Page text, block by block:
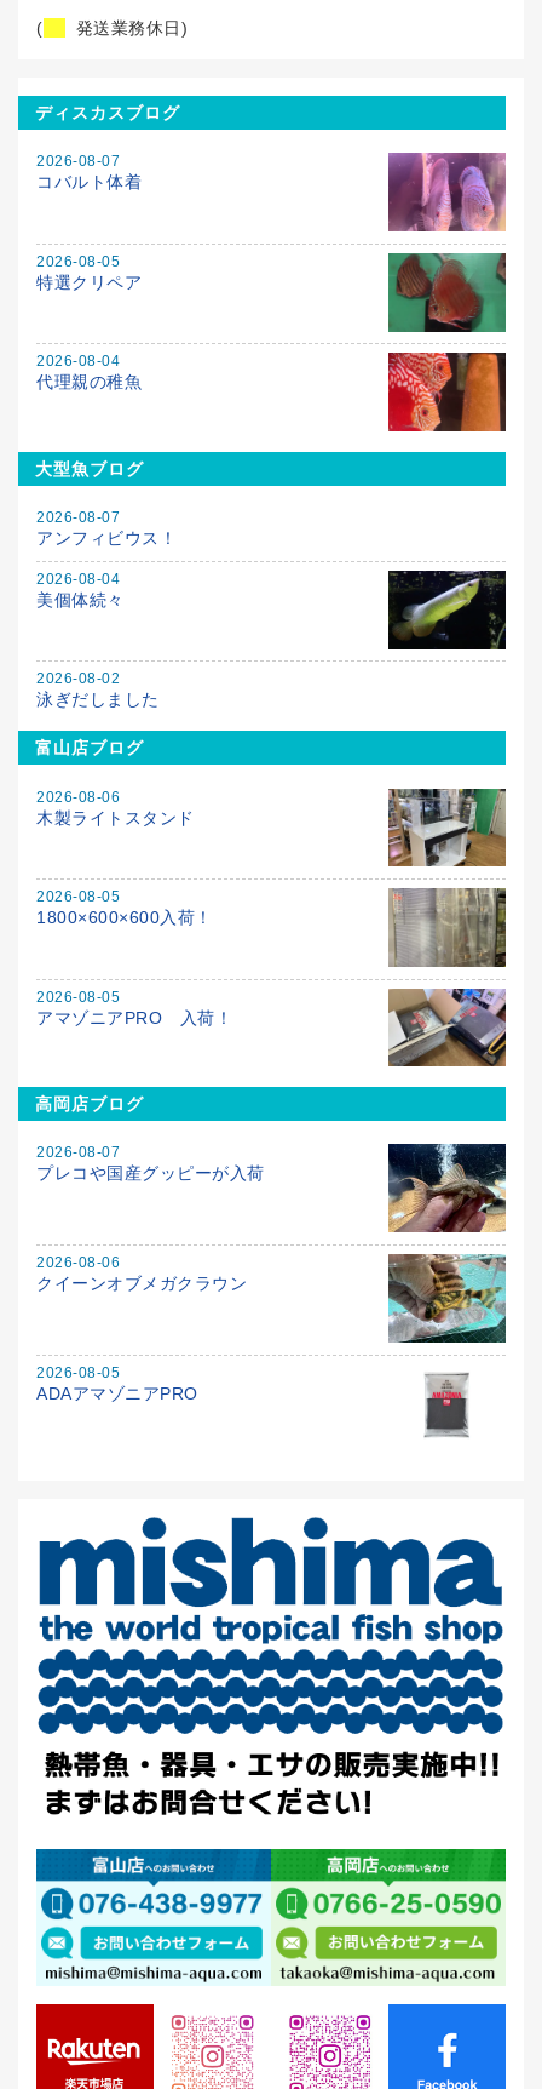
( 発送業務休日)
ディスカスブログ
2026-08-07
コバルト体着
2026-08-05
特選クリペア
2026-08-04
代理親の稚魚
大型魚ブログ
2026-08-07
アンフィビウス！
2026-08-04
美個体続々
2026-08-02
泳ぎだしました
富山店ブログ
2026-08-06
木製ライトスタンド
2026-08-05
1800×600×600入荷！
2026-08-05
アマゾニアPRO 入荷！
高岡店ブログ
2026-08-07
プレコや国産グッピーが入荷
2026-08-06
クイーンオブメガクラウン
2026-08-05
ADAアマゾニアPRO